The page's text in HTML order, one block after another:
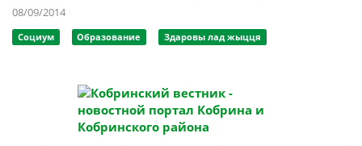
08/09/2014
Социум Образование Здаровы лад жыцця